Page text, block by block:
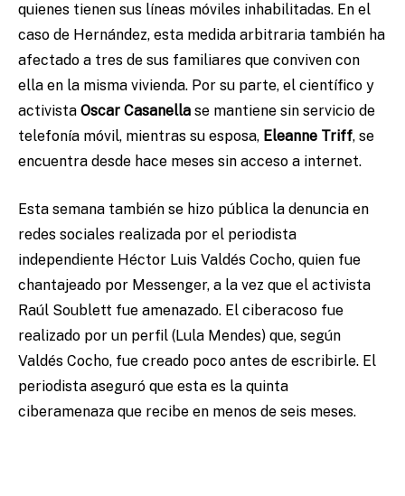
quienes tienen sus líneas móviles inhabilitadas. En el
caso de Hernández, esta medida arbitraria también ha
afectado a tres de sus familiares que conviven con
ella en la misma vivienda. Por su parte, el científico y
activista Oscar Casanella se mantiene sin servicio de
telefonía móvil, mientras su esposa, Eleanne Triff, se
encuentra desde hace meses sin acceso a internet.
Esta semana también se hizo pública la denuncia en
redes sociales realizada por el periodista
independiente Héctor Luis Valdés Cocho, quien fue
chantajeado por Messenger, a la vez que el activista
Raúl Soublett fue amenazado. El ciberacoso fue
realizado por un perfil (Lula Mendes) que, según
Valdés Cocho, fue creado poco antes de escribirle. El
periodista aseguró que esta es la quinta
ciberamenaza que recibe en menos de seis meses.